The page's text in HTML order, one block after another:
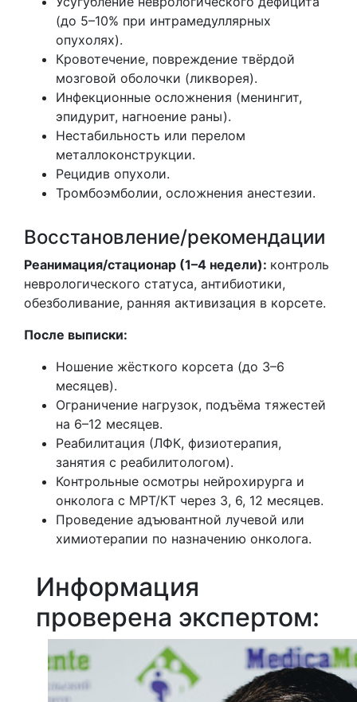
(до 5–10% при интрамедуллярных
опухолях).
Кровотечение, повреждение твёрдой
мозговой оболочки (ликворея).
Инфекционные осложнения (менингит,
эпидурит, нагноение раны).
Нестабильность или перелом
металлоконструкции.
Рецидив опухоли.
Тромбоэмболии, осложнения анестезии.
Восстановление/рекомендации
Реанимация/стационар (1–4 недели): контроль
неврологического статуса, антибиотики,
обезболивание, ранняя активизация в корсете.
После выписки:
Ношение жёсткого корсета (до 3–6
месяцев).
Ограничение нагрузок, подъёма тяжестей
на 6–12 месяцев.
Реабилитация (ЛФК, физиотерапия,
занятия с реабилитологом).
Контрольные осмотры нейрохирурга и
онколога с МРТ/КТ через 3, 6, 12 месяцев.
Проведение адъювантной лучевой или
химиотерапии по назначению онколога.
Информация
проверена экспертом: